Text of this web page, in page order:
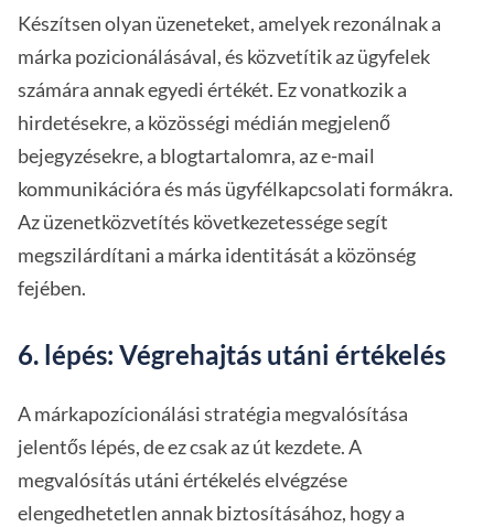
Készítsen olyan üzeneteket, amelyek rezonálnak a
márka pozicionálásával, és közvetítik az ügyfelek
számára annak egyedi értékét. Ez vonatkozik a
hirdetésekre, a közösségi médián megjelenő
bejegyzésekre, a blogtartalomra, az e-mail
kommunikációra és más ügyfélkapcsolati formákra.
Az üzenetközvetítés következetessége segít
megszilárdítani a márka identitását a közönség
fejében.
6. lépés: Végrehajtás utáni értékelés
A márkapozícionálási stratégia megvalósítása
jelentős lépés, de ez csak az út kezdete. A
megvalósítás utáni értékelés elvégzése
elengedhetetlen annak biztosításához, hogy a